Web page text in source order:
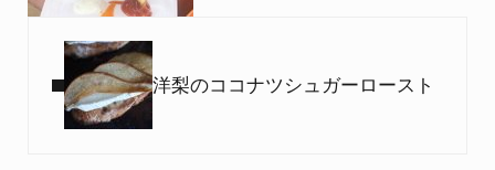
洋梨のココナツシュガーロースト